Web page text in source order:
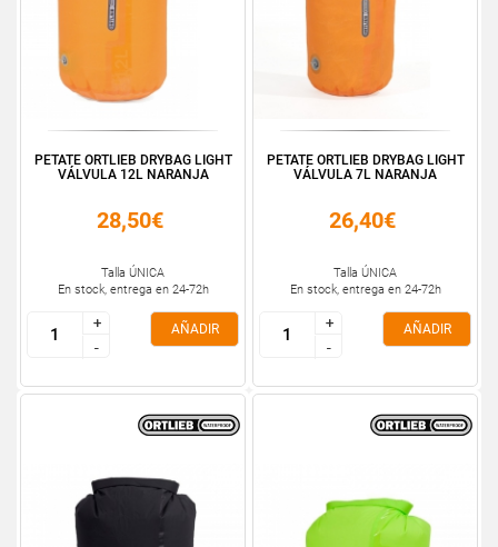
PETATE ORTLIEB DRYBAG LIGHT
VÁLVULA 12L NARANJA
28,50€
Talla ÚNICA
En stock, entrega en 24-72h
+
-
+
-
AÑADIR
PETATE ORTLIEB DRYBAG LIGHT
VÁLVULA 7L NARANJA
26,40€
Talla ÚNICA
En stock, entrega en 24-72h
+
-
+
-
AÑADIR